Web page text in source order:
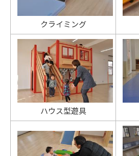
クライミング
ハウス型遊具